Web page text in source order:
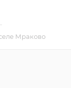
Мраково